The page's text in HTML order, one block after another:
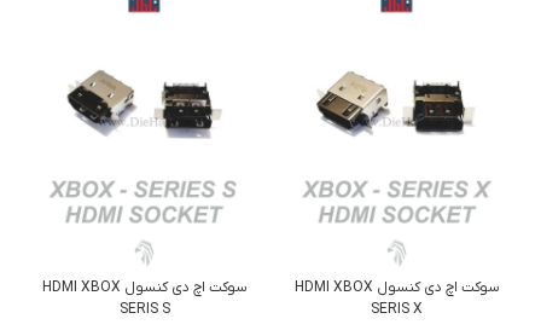
سوکت اچ دی کنسول HDMI XBOX
SERIS X
سوکت اچ دی کنسول HDMI XBOX
SERIS S